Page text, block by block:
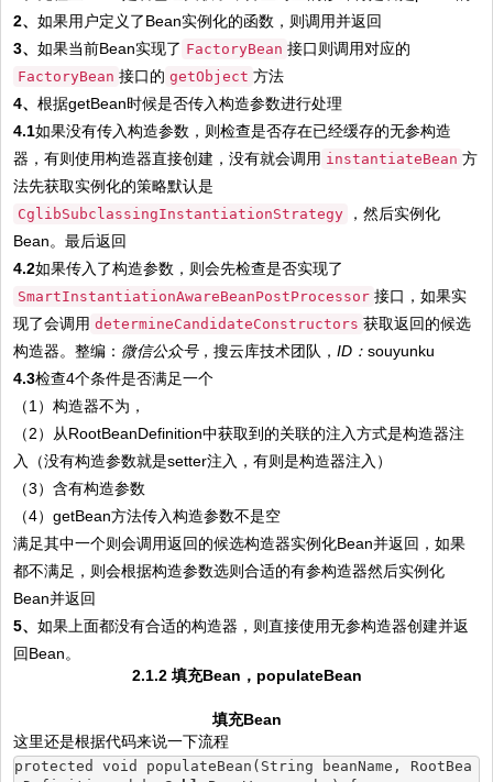
2、如果用户定义了Bean实例化的函数，则调用并返回
3、如果当前Bean实现了 FactoryBean 接口则调用对应的
FactoryBean 接口的 getObject 方法
4、根据getBean时候是否传入构造参数进行处理
4.1如果没有传入构造参数，则检查是否存在已经缓存的无参构造
器，有则使用构造器直接创建，没有就会调用 instantiateBean 方
法先获取实例化的策略默认是
CglibSubclassingInstantiationStrategy
，然后实例化
Bean。最后返回
4.2如果传入了构造参数，则会先检查是否实现了
SmartInstantiationAwareBeanPostProcessor 接口，如果实
现了会调用 determineCandidateConstructors 获取返回的候选
构造器。整编： 微信公众号，搜云库技术团队，ID：souyunku
4.3检查4个条件是否满足一个
（1）构造器不为，
（2）从RootBeanDefinition中获取到的关联的注入方式是构造器注
入（没有构造参数就是setter注入，有则是构造器注入）
（3）含有构造参数
（4）getBean方法传入构造参数不是空
满足其中一个则会调用返回的候选构造器实例化Bean并返回，如果
都不满足，则会根据构造参数选则合适的有参构造器然后实例化
Bean并返回
5、如果上面都没有合适的构造器，则直接使用无参构造器创建并返
回Bean。
2.1.2 填充Bean，populateBean
填充Bean
这里还是根据代码来说一下流程
protected void populateBean(String beanName, RootBea